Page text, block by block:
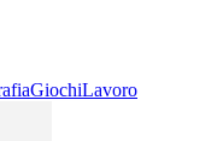
GiochiLavoro